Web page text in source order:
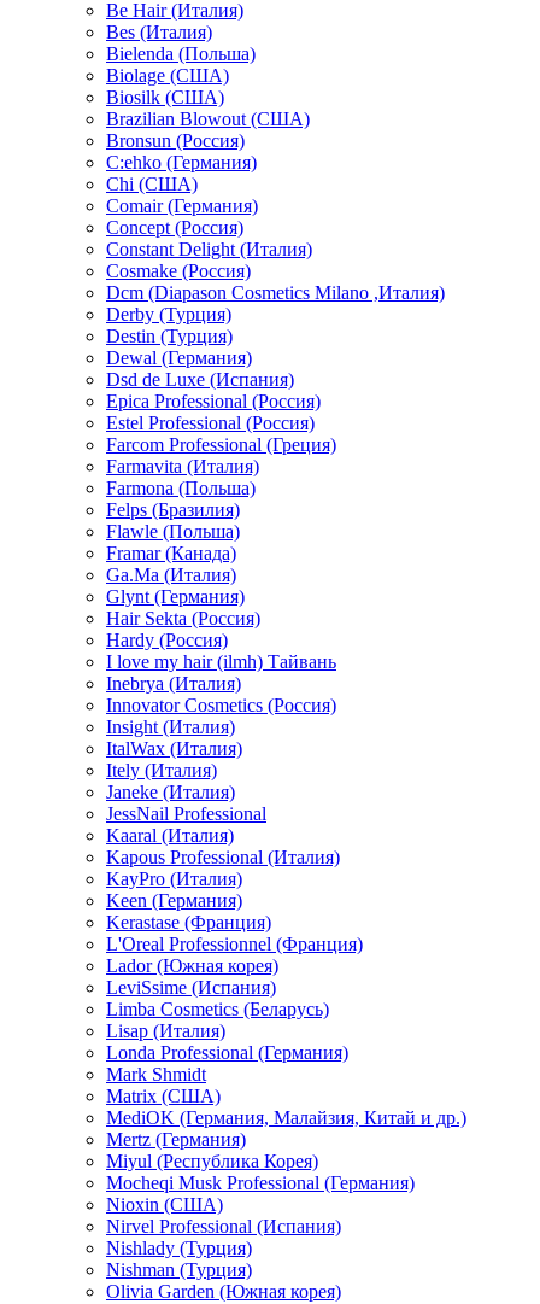
Be Hair (Италия)
Bes (Италия)
Bielenda (Польша)
Biolage (США)
Biosilk (США)
Brazilian Blowout (США)
Bronsun (Россия)
C:ehko (Германия)
Chi (США)
Comair (Германия)
Concept (Россия)
Constant Delight (Италия)
Cosmake (Россия)
Dcm (Diapason Cosmetics Milano ,Италия)
Derby (Турция)
Destin (Турция)
Dewal (Германия)
Dsd de Luxe (Испания)
Epica Professional (Россия)
Estel Professional (Россия)
Farcom Professional (Греция)
Farmavita (Италия)
Farmona (Польша)
Felps (Бразилия)
Flawle (Польша)
Framar (Канада)
Ga.Ma (Италия)
Glynt (Германия)
Hair Sekta (Россия)
Hardy (Россия)
I love my hair (ilmh) Тайвань
Inebrya (Италия)
Innovator Cosmetics (Россия)
Insight (Италия)
ItalWax (Италия)
Itely (Италия)
Janeke (Италия)
JessNail Professional
Kaaral (Италия)
Kapous Professional (Италия)
KayPro (Италия)
Keen (Германия)
Kerastase (Франция)
L'Oreal Professionnel (Франция)
Lador (Южная корея)
LeviSsime (Испания)
Limba Cosmetics (Беларусь)
Lisap (Италия)
Londa Professional (Германия)
Mark Shmidt
Matrix (США)
MediOK (Германия, Малайзия, Китай и др.)
Mertz (Германия)
Miyul (Республика Корея)
Mocheqi Musk Professional (Германия)
Nioxin (США)
Nirvel Professional (Испания)
Nishlady (Турция)
Nishman (Турция)
Olivia Garden (Южная корея)